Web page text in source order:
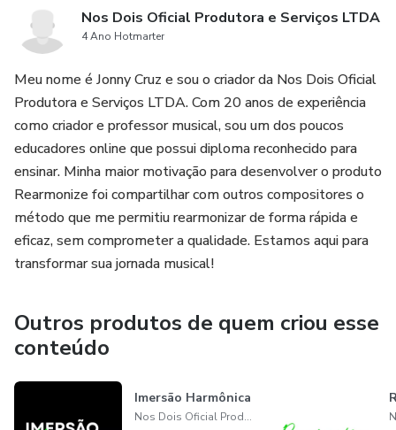
Nos Dois Oficial Produtora e Serviços LTDA
4 Ano Hotmarter
Meu nome é Jonny Cruz e sou o criador da Nos Dois Oficial
Produtora e Serviços LTDA. Com 20 anos de experiência
como criador e professor musical, sou um dos poucos
educadores online que possui diploma reconhecido para
ensinar. Minha maior motivação para desenvolver o produto
Rearmonize foi compartilhar com outros compositores o
método que me permitiu rearmonizar de forma rápida e
eficaz, sem comprometer a qualidade. Estamos aqui para
transformar sua jornada musical!
Outros produtos de quem criou esse
conteúdo
Imersão Harmônica
Nos Dois Oficial Produtora e Serviços LTDA